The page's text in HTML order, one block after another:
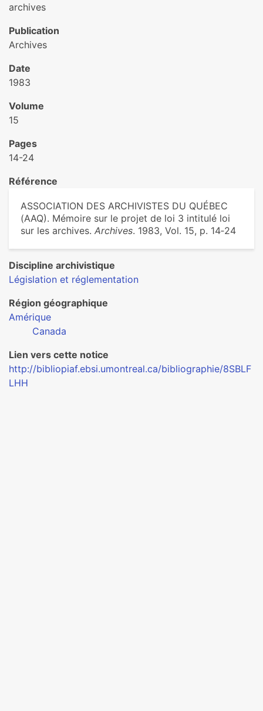
archives
Publication
Archives
Date
1983
Volume
15
Pages
14-24
Référence
ASSOCIATION DES ARCHIVISTES DU QUÉBEC
(AAQ). Mémoire sur le projet de loi 3 intitulé loi
sur les archives. Archives. 1983, Vol. 15, p. 14‑24
Discipline archivistique
Législation et réglementation
Région géographique
Amérique
Canada
Lien vers cette notice
http://bibliopiaf.ebsi.umontreal.ca/bibliographie/8SBLF
LHH